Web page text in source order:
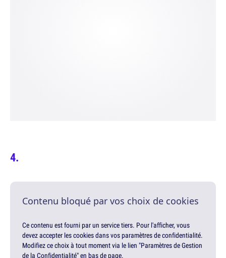
Contenu bloqué par vos choix de cookies
Ce contenu est fourni par un service tiers. Pour l'afficher, vous
devez accepter les cookies dans vos paramètres de confidentialité.
Modifiez ce choix à tout moment via le lien "Paramètres de Gestion
de la Confidentialité" en bas de page.